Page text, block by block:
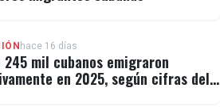
hace 16 días
245 mil cubanos emigraron
en 2025, según cifras del